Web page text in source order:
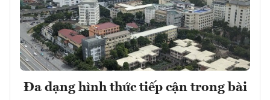
Đa dạng hình thức tiếp cận trong bài